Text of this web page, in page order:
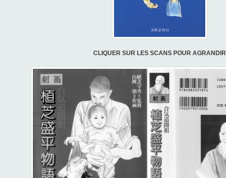
CLIQUER SUR LES SCANS POUR AGRANDIR